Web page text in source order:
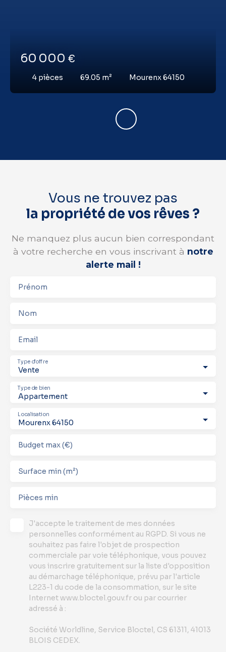
60 000 €
4 pièces 69.05 m² Mourenx 64150
Vous ne trouvez pas
la propriété de vos rêves ?
Ne manquez plus aucun bien correspondant
à votre recherche en vous inscrivant à notre
alerte mail !
Prénom
Nom
Email
Vente
Type d'offre
Appartement
Type de bien
Mourenx 64150
Localisation
Budget max (€)
Surface min (m²)
Pièces min
J'accepte le traitement de mes données
personnelles conformément au RGPD. Si vous ne
souhaitez pas faire l'objet de prospection
commerciale par voie téléphonique, vous pouvez
vous inscrire gratuitement sur la liste d'opposition
au démarchage téléphonique, prévu par l'article
L223-1 du code de la consommation, sur le site
Internet www.bloctel.gouv.fr ou par courrier
adressé à :
Société Worldline, Service Bloctel, CS 61311, 41013
BLOIS CEDEX.